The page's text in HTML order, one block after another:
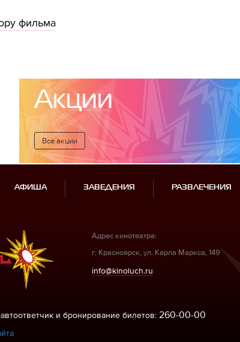
фильма
Акции
Все акции
АФИША ЗАВЕДЕНИЯ РАЗВЛЕЧЕНИЯ
Адрес кинотеатра:
г. Красноярск, ул. Карла Маркса, 149
info@kinoluch.ru
и бронирование билетов: 260-00-00